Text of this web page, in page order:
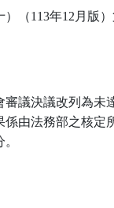
（113年12月版）
議決議改列為未
由法務部之核定